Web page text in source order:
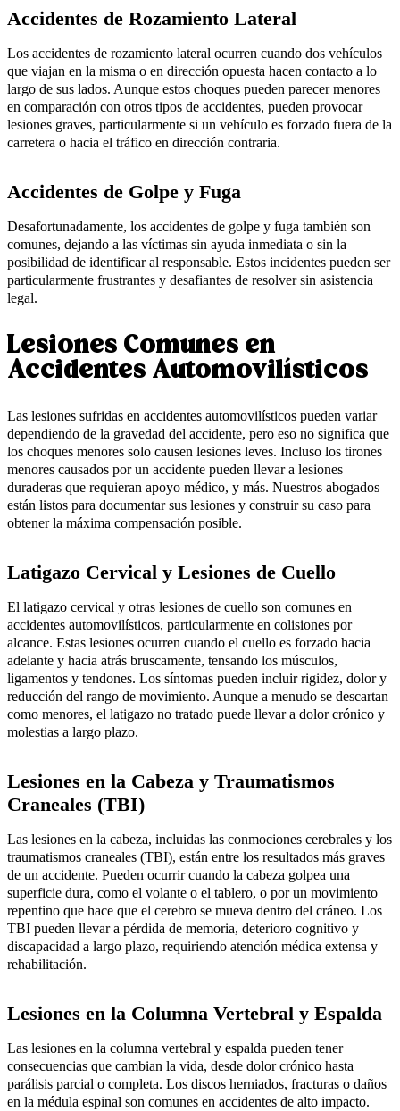
Accidentes de Rozamiento Lateral
Los accidentes de rozamiento lateral ocurren cuando dos vehículos
que viajan en la misma o en dirección opuesta hacen contacto a lo
largo de sus lados. Aunque estos choques pueden parecer menores
en comparación con otros tipos de accidentes, pueden provocar
lesiones graves, particularmente si un vehículo es forzado fuera de la
carretera o hacia el tráfico en dirección contraria.
Accidentes de Golpe y Fuga
Desafortunadamente, los accidentes de golpe y fuga también son
comunes, dejando a las víctimas sin ayuda inmediata o sin la
posibilidad de identificar al responsable. Estos incidentes pueden ser
particularmente frustrantes y desafiantes de resolver sin asistencia
legal.
Lesiones Comunes en
Accidentes Automovilísticos
Las lesiones sufridas en accidentes automovilísticos pueden variar
dependiendo de la gravedad del accidente, pero eso no significa que
los choques menores solo causen lesiones leves. Incluso los tirones
menores causados por un accidente pueden llevar a lesiones
duraderas que requieran apoyo médico, y más. Nuestros abogados
están listos para documentar sus lesiones y construir su caso para
obtener la máxima compensación posible.
Latigazo Cervical y Lesiones de Cuello
El latigazo cervical y otras lesiones de cuello son comunes en
accidentes automovilísticos, particularmente en colisiones por
alcance. Estas lesiones ocurren cuando el cuello es forzado hacia
adelante y hacia atrás bruscamente, tensando los músculos,
ligamentos y tendones. Los síntomas pueden incluir rigidez, dolor y
reducción del rango de movimiento. Aunque a menudo se descartan
como menores, el latigazo no tratado puede llevar a dolor crónico y
molestias a largo plazo.
Lesiones en la Cabeza y Traumatismos
Craneales (TBI)
Las lesiones en la cabeza, incluidas las conmociones cerebrales y los
traumatismos craneales (TBI), están entre los resultados más graves
de un accidente. Pueden ocurrir cuando la cabeza golpea una
superficie dura, como el volante o el tablero, o por un movimiento
repentino que hace que el cerebro se mueva dentro del cráneo. Los
TBI pueden llevar a pérdida de memoria, deterioro cognitivo y
discapacidad a largo plazo, requiriendo atención médica extensa y
rehabilitación.
Lesiones en la Columna Vertebral y Espalda
Las lesiones en la columna vertebral y espalda pueden tener
consecuencias que cambian la vida, desde dolor crónico hasta
parálisis parcial o completa. Los discos herniados, fracturas o daños
en la médula espinal son comunes en accidentes de alto impacto.